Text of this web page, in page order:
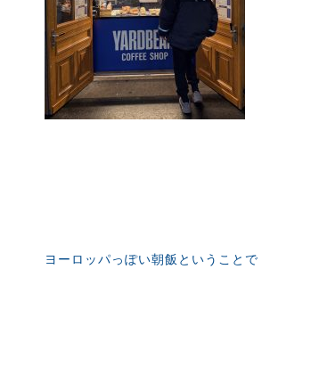
ヨーロッパっぽい朝飯ということで